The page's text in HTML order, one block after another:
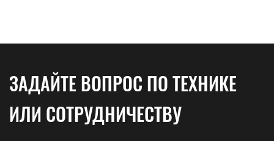
ЗАДАЙТЕ ВОПРОС ПО ТЕХНИКЕ
ИЛИ СОТРУДНИЧЕСТВУ